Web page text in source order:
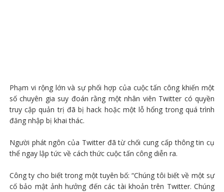
Phạm vi rộng lớn và sự phối hợp của cuộc tấn công khiến một
số chuyên gia suy đoán rằng một nhân viên Twitter có quyền
truy cập quản trị đã bị hack hoặc một lỗ hổng trong quá trình
đăng nhập bị khai thác.
Người phát ngôn của Twitter đã từ chối cung cấp thông tin cụ
thể ngay lập tức về cách thức cuộc tấn công diễn ra.
Công ty cho biết trong một tuyên bố: “Chúng tôi biết về một sự
cố bảo mật ảnh hưởng đến các tài khoản trên Twitter. Chúng